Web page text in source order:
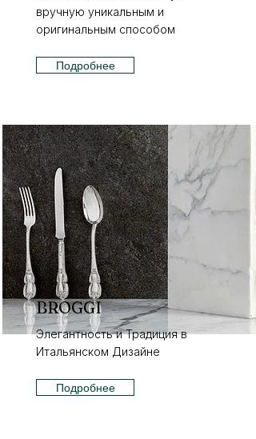
вручную уникальным и
оригинальным способом
Подробнее
BROGGI
Элегантность и Традиция в
Итальянском Дизайне
Подробнее